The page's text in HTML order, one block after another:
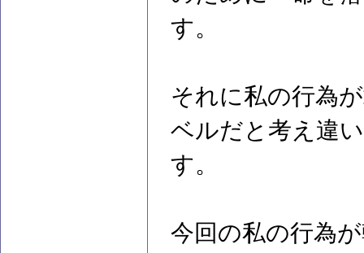
す。
それに私の行為
ベルだと考え違
す。
今回の私の行為